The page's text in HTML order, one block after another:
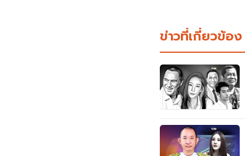
ข่าวที่เกี่ยวข้อง